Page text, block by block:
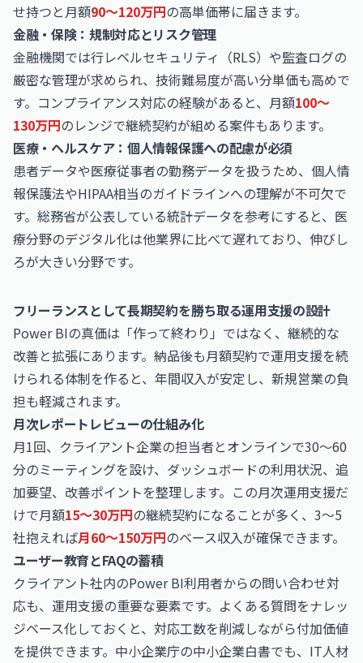
せ持つと月額90〜120万円の高単価帯に届きます。
金融・保険：規制対応とリスク管理
金融機関では行レベルセキュリティ（RLS）や監査ログの
厳密な管理が求められ、技術難易度が高い分単価も高めで
す。コンプライアンス対応の経験があると、月額100〜
130万円のレンジで継続契約が組める案件もあります。
医療・ヘルスケア：個人情報保護への配慮が必須
患者データや医療従事者の勤務データを扱うため、個人情
報保護法やHIPAA相当のガイドラインへの理解が不可欠で
す。総務省が公表している統計データを参考にすると、医
療分野のデジタル化は他業界に比べて遅れており、伸びし
ろが大きい分野です。
フリーランスとして長期契約を勝ち取る運用支援の設計
Power BIの真価は「作って終わり」ではなく、継続的な
改善と拡張にあります。納品後も月額契約で運用支援を続
けられる体制を作ると、年間収入が安定し、新規営業の負
担も軽減されます。
月次レポートレビューの仕組み化
月1回、クライアント企業の担当者とオンラインで30〜60
分のミーティングを設け、ダッシュボードの利用状況、追
加要望、改善ポイントを整理します。この月次運用支援だ
けで月額15〜30万円の継続契約になることが多く、3〜5
社抱えれば月60〜150万円のベース収入が確保できます。
ユーザー教育とFAQの蓄積
クライアント社内のPower BI利用者からの問い合わせ対
応も、運用支援の重要な要素です。よくある質問をナレッ
ジベース化しておくと、対応工数を削減しながら付加価値
を提供できます。中小企業庁の中小企業白書でも、IT人材